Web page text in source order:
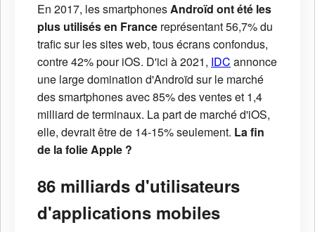
En 2017, les smartphonesAndroïd ont été les
plus utilisés en France représentant 56,7% du
trafic sur les sites web, tous écrans confondus,
contre 42% pour iOS. D'ici à 2021, IDC annonce
une large domination d'Androïd sur le marché
des smartphones avec 85% des ventes et 1,4
milliard de terminaux. La part de marché d'iOS,
elle, devrait être de 14-15% seulement. La fin
de la folie Apple ?
86 milliards d'utilisateurs
d'applications mobiles